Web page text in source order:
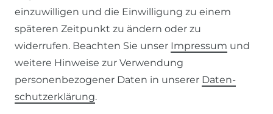
RECHTLICHES
WIDERRUFSRECHT
IMPRESSUM
einzuwilligen und die Einwilligung zu einem
späteren Zeitpunkt zu ändern oder zu
widerrufen. Beachten Sie unser Impressum und
weitere Hinweise zur Verwendung
personenbezogener Daten in unserer Daten­
schutz­erklärung.